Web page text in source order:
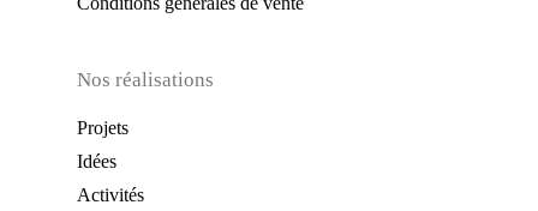
Nos réalisations
Projets
Idées
Activités